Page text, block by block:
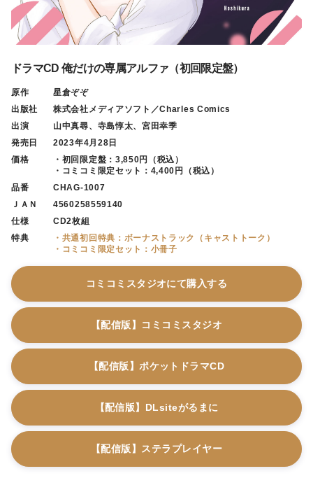
ドラマCD 俺だけの専属アルファ（初回限定盤）
原作
星倉ぞぞ
出版社
株式会社メディアソフト／Charles Comics
出演
山中真尋、寺島惇太、宮田幸季
発売日
2023年4月28日
価格
・初回限定盤：3,850円（税込）
・コミコミ限定セット：4,400円（税込）
品番
CHAG-1007
ＪＡＮ
4560258559140
仕様
CD2枚組
特典
・共通初回特典：ボーナストラック（キャストトーク）
・コミコミ限定セット：小冊子
コミコミスタジオにて購入する
【配信版】コミコミスタジオ
【配信版】ポケットドラマCD
【配信版】DLsiteがるまに
【配信版】ステラプレイヤー